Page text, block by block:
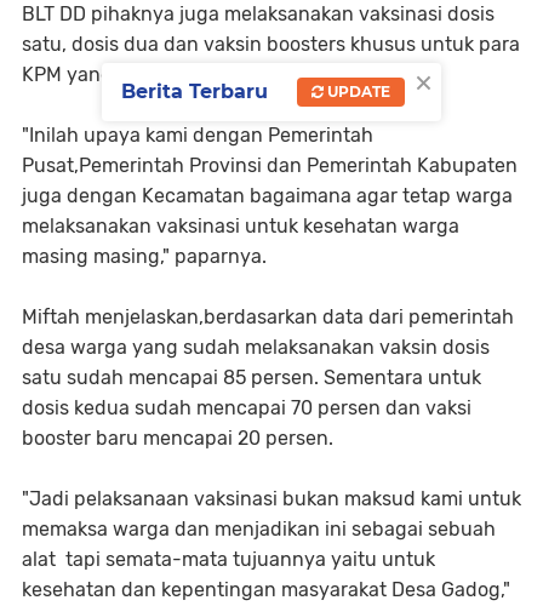
BLT DD pihaknya juga melaksanakan vaksinasi dosis
satu, dosis dua dan vaksin boosters khusus untuk para
KPM yang belum melaksanakan vaksinasi.
"Inilah upaya kami dengan Pemerintah
Pusat,Pemerintah Provinsi dan Pemerintah Kabupaten
juga dengan Kecamatan bagaimana agar tetap warga
melaksanakan vaksinasi untuk kesehatan warga
masing masing," paparnya.
Miftah menjelaskan,berdasarkan data dari pemerintah
desa warga yang sudah melaksanakan vaksin dosis
satu sudah mencapai 85 persen. Sementara untuk
dosis kedua sudah mencapai 70 persen dan vaksi
booster baru mencapai 20 persen.
"Jadi pelaksanaan vaksinasi bukan maksud kami untuk
memaksa warga dan menjadikan ini sebagai sebuah
alat tapi semata-mata tujuannya yaitu untuk
kesehatan dan kepentingan masyarakat Desa Gadog,"
×
Berita Terbaru UPDATE